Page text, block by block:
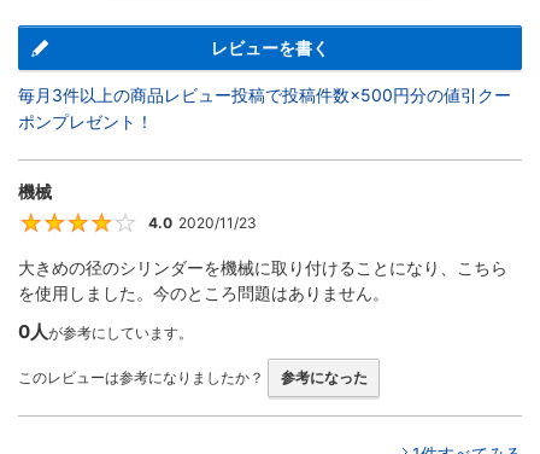
レビューを書く
毎月3件以上の商品レビュー投稿で投稿件数×500円分の値引クー
ポンプレゼント！
機械
4
4.0 2020/11/23
大きめの径のシリンダーを機械に取り付けることになり、こちら
を使用しました。今のところ問題はありません。
0人が参考にしています。
このレビューは参考になりましたか？ 参考になった